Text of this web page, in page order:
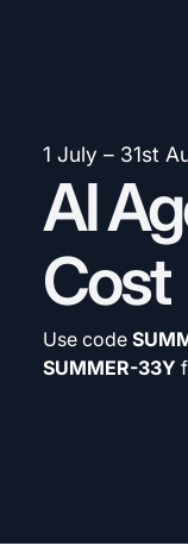
1 July – 31st
AI
Cost
Use code
SUMMER-33Y